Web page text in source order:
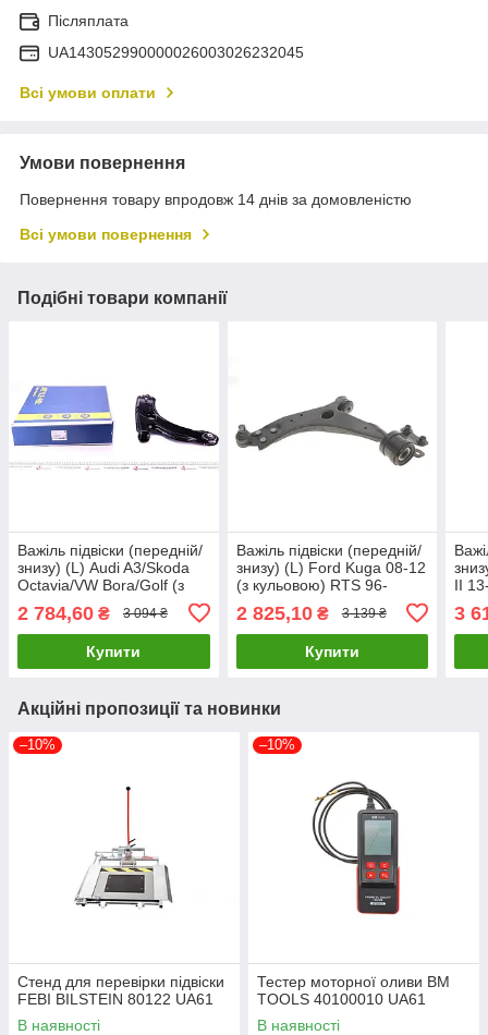
Післяплата
UA143052990000026003026232045
Всі умови оплати
Умови повернення
Повернення товару впродовж 14 днів за домовленістю
Всі умови повернення
Подібні товари компанії
Важіль підвіски (передній/
знизу) (L) Audi A3/Skoda
Octavia/VW Bora/Golf (з
0009/HD UA61
2 784,60 ₴ 3 094 ₴
Купити
Важіль підвіски (передній/
знизу) (L) Ford Kuga 08-12
(з кульовою) RTS 96-
2 825,10₴ 3 139 ₴
Купити
II
3
Акційні пропозиції та новинки
–10%
Стенд для перевірки підвіски
FEBI BILSTEIN 80122 UA61
В наявності
–10%
Тестер моторної оливи BM
TOOLS 40100010 UA61
В наявності